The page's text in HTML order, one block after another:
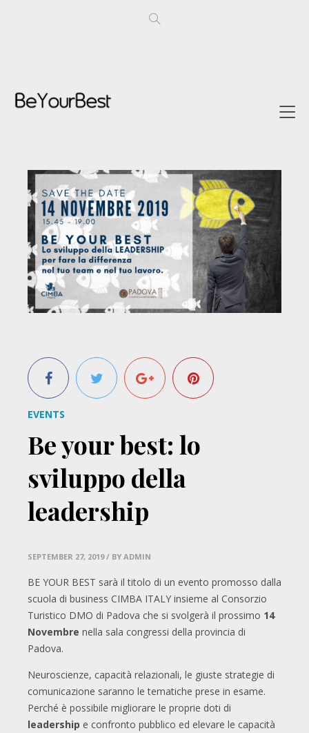
EVENTS
Be your best: lo
sviluppo della
leadership
SEPTEMBER 27, 2019 / BY ADMIN
BE YOUR BEST sarà il titolo di un evento promosso dalla
scuola di business CIMBA ITALY insieme al Consorzio
Turistico DMO di Padova che si svolgerà il prossimo 14
Novembre nella sala congressi della provincia di
Padova.
Neuroscienze, capacità relazionali, le giuste strategie di
comunicazione saranno le tematiche prese in esame.
Perché è possibile migliorare le proprie doti di
leadership e confronto pubblico ed elevare le capacità